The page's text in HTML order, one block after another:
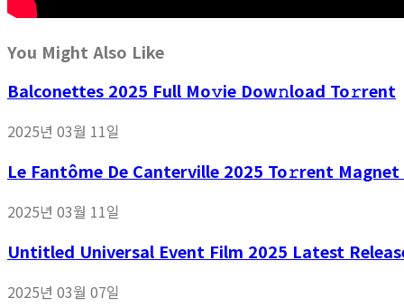
You Might Also Like
Balconettes 2025 Full Mo𝚟ie Dow𝚗load To𝚛rent
2025년 03월 11일
Le Fantôme De Canterville 2025 To𝚛rent
2025년 03월 11일
Untitled Universal Event Film 2025 Latest
2025년 03월 07일